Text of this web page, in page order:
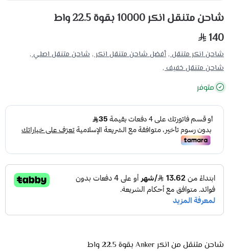
شاحن متنقل انكر 10000 بقوة 22.5 واط
140
شاحن انكر متنقل ,أفضل شاحن متنقل انكر ,شاحن متنقل اصلي ,
شاحن متنقل خفيف ,
متوفر
شاحن متنقل من انكر Anker بقوة 22.5 واط